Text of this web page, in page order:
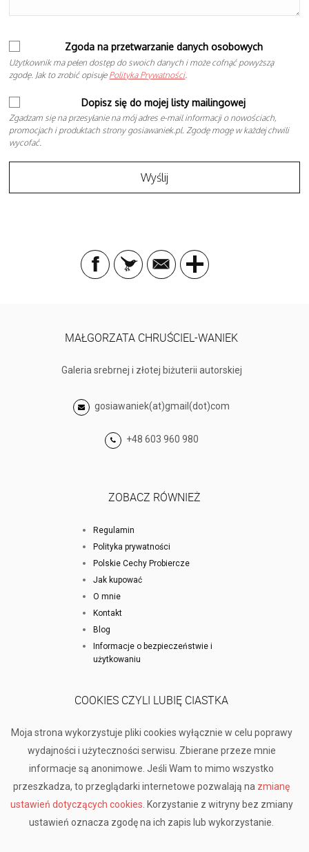
Zgoda na przetwarzanie danych osobowych
Użytkownik ma pełen dostęp do swoich danych i może cofnąć powyższą
zgodę. Jak to zrobić opisuje Polityka Prywatności.
Dopisz się do mojej listy mailingowej
Zgadzam się na przesyłanie na mój adres e-mail informacji o nowościach,
promocjach i produktach strony gosiawaniek.pl. Zgodę mogę w każdej chwili
wycofać.
MAŁGORZATA CHRUŚCIEL-WANIEK
Galeria srebrnej i złotej biżuterii autorskiej
gosiawaniek(at)gmail(dot)com
+48 603 960 980
ZOBACZ RÓWNIEŻ
Regulamin
Polityka prywatności
Polskie Cechy Probiercze
Jak kupować
O mnie
Kontakt
Blog
Informacje o bezpieczeństwie i
użytkowaniu
COOKIES CZYLI LUBIĘ CIASTKA
Moja strona wykorzystuje pliki cookies wyłącznie w celu poprawy
wydajności i użyteczności serwisu. Zbierane przeze mnie
informacje są anonimowe. Jeśli Wam to mimo wszystko
przeszkadza, to przeglądarki internetowe pozwalają na zmianę
ustawień dotyczących cookies . Korzystanie z witryny bez zmiany
ustawień oznacza zgodę na ich zapis lub wykorzystanie.